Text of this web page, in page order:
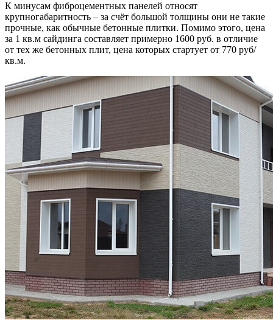
К минусам фиброцементных панелей относят
крупногабаритность – за счёт большой толщины они не такие
прочные, как обычные бетонные плитки. Помимо этого, цена
за 1 кв.м сайдинга составляет примерно 1600 руб. в отличие
от тех же бетонных плит, цена которых стартует от 770 руб/
кв.м.